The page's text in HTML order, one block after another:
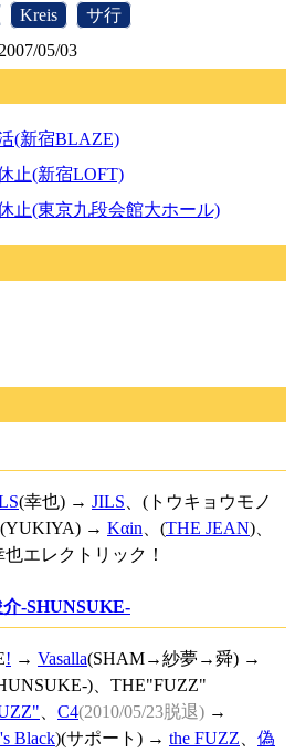
Kreis サ行
05/03
(新宿BLAZE)
止(新宿LOFT)
止(東京九段会館大ホール)
(幸也) → JILS 、(トウキョウモノ
(YUKIYA) → Kαin 、(THE JEAN)、
也エレクトリック！
介-SHUNSUKE-
! → Vasalla(SHAM→紗夢→舜) →
)、THE"FUZZ"
C4(2010/05/23脱退) →
Black)(サポート) → the FUZZ
偽